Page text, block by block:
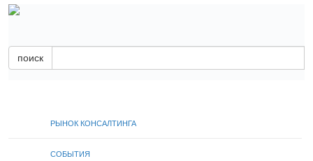
поиск
РЫНОК КОНСАЛТИНГА
СОБЫТИЯ